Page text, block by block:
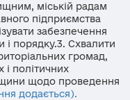
міській радам
підприємства
забезпечення
і порядку.3. Схвалити
громад,
і політичних
щодо проведення
додається).